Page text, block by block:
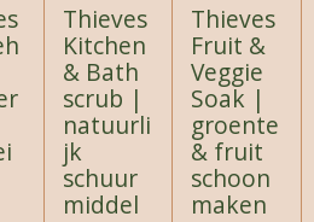
Thieves
Kitchen
& Bath
scrub |
natuurli
jk
schuur
middel
Thieves
Fruit &
Veggie
Soak |
groente
& fruit
schoon
maken